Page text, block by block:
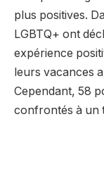
plus positives.
LGBTQ+ ont
expérience
leurs vacances
Cependant, 58
confrontés à un